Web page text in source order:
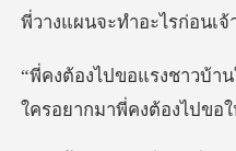
ใครอยากมา